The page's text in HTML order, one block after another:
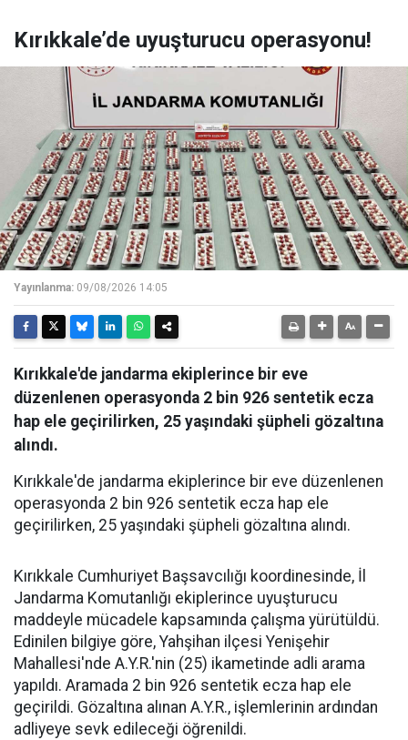
Kırıkkale’de uyuşturucu operasyonu!
Yayınlanma: 09/08/2026 14:05
Kırıkkale'de jandarma ekiplerince bir eve
düzenlenen operasyonda 2 bin 926 sentetik ecza
hap ele geçirilirken, 25 yaşındaki şüpheli gözaltına
alındı.
Kırıkkale'de jandarma ekiplerince bir eve düzenlenen
operasyonda 2 bin 926 sentetik ecza hap ele
geçirilirken, 25 yaşındaki şüpheli gözaltına alındı.
Kırıkkale Cumhuriyet Başsavcılığı koordinesinde, İl
Jandarma Komutanlığı ekiplerince uyuşturucu
maddeyle mücadele kapsamında çalışma yürütüldü.
Edinilen bilgiye göre, Yahşihan ilçesi Yenişehir
Mahallesi'nde A.Y.R.'nin (25) ikametinde adli arama
yapıldı. Aramada 2 bin 926 sentetik ecza hap ele
geçirildi. Gözaltına alınan A.Y.R., işlemlerinin ardından
adliyeye sevk edileceği öğrenildi.